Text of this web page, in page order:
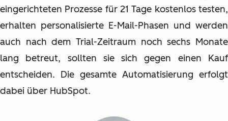
eingerichteten Prozesse für 21 Tage kostenlos testen,
erhalten personalisierte E-Mail-Phasen und werden
auch nach dem Trial-Zeitraum noch sechs Monate
lang betreut, sollten sie sich gegen einen Kauf
entscheiden. Die gesamte Automatisierung erfolgt
dabei über HubSpot.